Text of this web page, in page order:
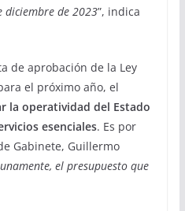
diciembre de 2023”, indica
de aprobación de la Ley
el próximo año, el
la operatividad del Estado
esenciales. Es por
Gabinete, Guillermo
el presupuesto que